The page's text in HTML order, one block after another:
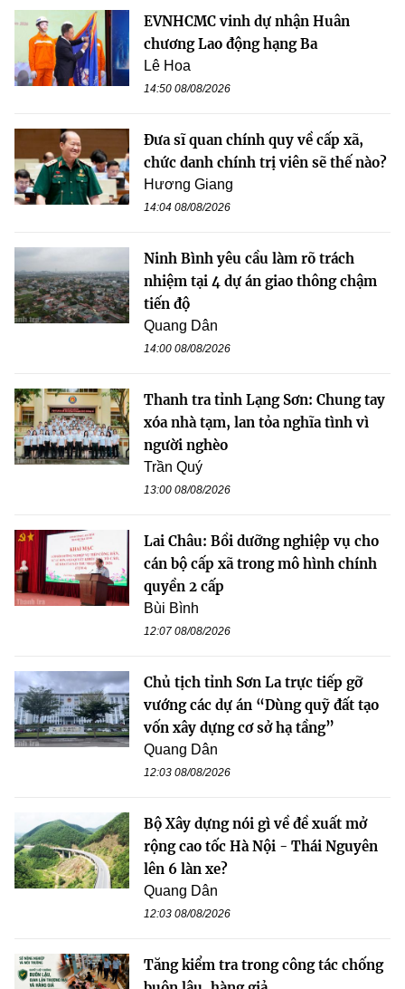
EVNHCMC vinh dự nhận Huân
chương Lao động hạng Ba
Lê Hoa
14:50 08/08/2026
Đưa sĩ quan chính quy về cấp xã,
chức danh chính trị viên sẽ thế nào?
Hương Giang
14:04 08/08/2026
Ninh Bình yêu cầu làm rõ trách
nhiệm tại 4 dự án giao thông chậm
tiến độ
Quang Dân
14:00 08/08/2026
Thanh tra tỉnh Lạng Sơn: Chung tay
xóa nhà tạm, lan tỏa nghĩa tình vì
người nghèo
Trần Quý
13:00 08/08/2026
Lai Châu: Bồi dưỡng nghiệp vụ cho
cán bộ cấp xã trong mô hình chính
quyền 2 cấp
Bùi Bình
12:07 08/08/2026
Chủ tịch tỉnh Sơn La trực tiếp gỡ
vướng các dự án “Dùng quỹ đất tạo
vốn xây dựng cơ sở hạ tầng”
Quang Dân
12:03 08/08/2026
Bộ Xây dựng nói gì về đề xuất mở
rộng cao tốc Hà Nội - Thái Nguyên
lên 6 làn xe?
Quang Dân
12:03 08/08/2026
Tăng kiểm tra trong công tác chống